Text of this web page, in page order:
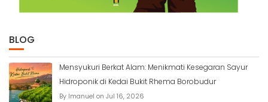
BLOG
Mensyukuri Berkat Alam: Menikmati Kesegaran Sayur
Hidroponik di Kedai Bukit Rhema Borobudur
By Imanuel on Jul 16, 2026